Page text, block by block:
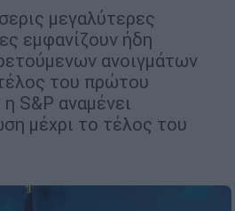
μεγαλύτερες
εμφανίζουν ήδη
ανοιγμάτων
του πρώτου
S&P αναμένει
μέχρι το τέλος του